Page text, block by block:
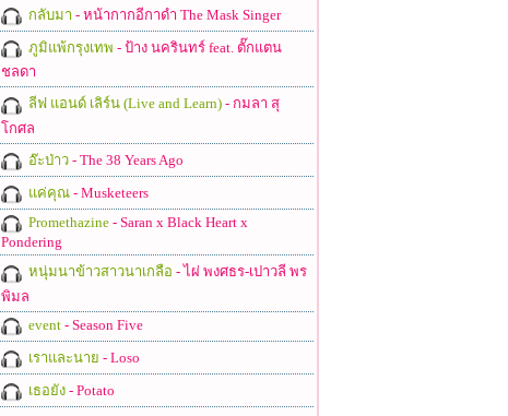
กลับมา - หน้ากากอีกาดำ The Mask Singer
ภูมิแพ้กรุงเทพ - ป้าง นครินทร์ feat. ตั๊กแตน
ชลดา
ลีฟ แอนด์ เลิร์น (Live and Learn)- กมลา สุ
โกศล
อ๊ะป่าว- The 38 Years Ago
แค่คุณ- Musketeers
Promethazine- Saran x Black Heart x
Pondering
หนุ่มนาข้าวสาวนาเกลือ - ไผ่ พงศธร-เปาวลี พร
พิมล
event- Season Five
เราและนาย - Loso
เธอยัง- Potato